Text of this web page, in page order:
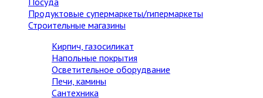
Продуктовые супермаркеты/гипермаркеты
Строительные магазины
Кирпич, газосиликат
Напольные покрытия
Осветительное оборудвание
Печи, камины
Сантехника